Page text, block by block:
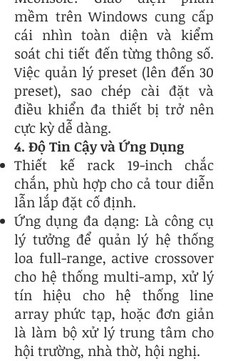
mềm trên Windows cung cấp
cái nhìn toàn diện và kiểm
soát chi tiết đến từng thông số.
Việc quản lý preset (lên đến 30
preset), sao chép cài đặt và
điều khiển đa thiết bị trở nên
cực kỳ dễ dàng.
4. Độ Tin Cậy và Ứng Dụng
Thiết kế rack 19-inch chắc
chắn, phù hợp cho cả tour diễn
lẫn lắp đặt cố định.
Ứng dụng đa dạng: Là công cụ
lý tưởng để quản lý hệ thống
loa full-range, active crossover
cho hệ thống multi-amp, xử lý
tín hiệu cho hệ thống line
array phức tạp, hoặc đơn giản
là làm bộ xử lý trung tâm cho
hội trường, nhà thờ, hội nghị.